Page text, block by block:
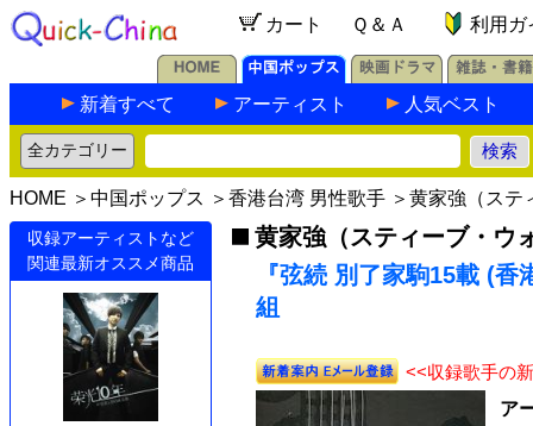
カート Ｑ＆Ａ 利用ガ
新着すべて アーティスト 人気ベスト
HOME ＞ 中国ポップス ＞ 香港台湾 男性歌手 ＞ 黄家強（ステ
収録アーティストなど
関連最新オススメ商品
黄家強（スティーブ・ウ
『弦続 別了家駒15載 (
組
<<収録歌手の
ア